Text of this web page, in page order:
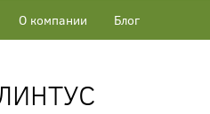
О компании Блог